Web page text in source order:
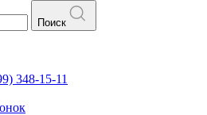
Поиск
348-15-11